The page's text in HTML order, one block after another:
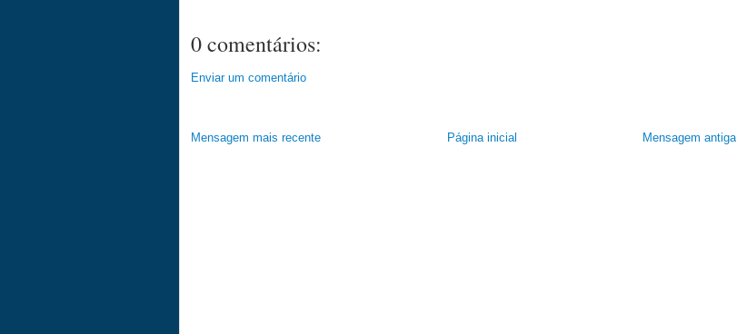
0 comentários:
Enviar um comentário
Mensagem mais recente Mensagem antiga
Página inicial